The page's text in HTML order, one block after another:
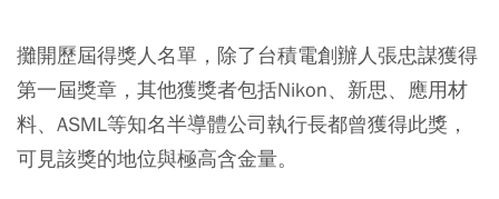
攤開歷屆得獎人名單，除了台積電創辦人張忠謀獲得
第一屆獎章，其他獲獎者包括Nikon、新思、應用材
料、ASML等知名半導體公司執行長都曾獲得此獎，
可見該獎的地位與極高含金量。